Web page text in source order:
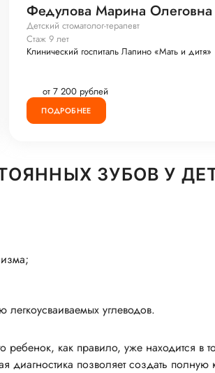
Федулова Марина Олеговна
Детский стоматолог-терапевт
Стаж 9 лет
Клинический госпиталь Лапино «Мать и дитя»
от 7 200 рублей
ПОДРОБНЕЕ
ЗУБОВ У
легкоусваиваемых углеводов.
как правило, уже находится в
позволяет создать полную